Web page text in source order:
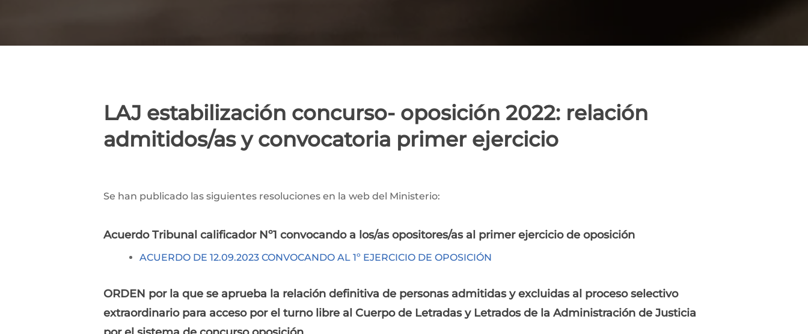
LAJ estabilización concurso- oposición 2022: relación
admitidos/as y convocatoria primer ejercicio
Se han publicado las siguientes resoluciones en la web del Ministerio:
Acuerdo Tribunal calificador Nº1 convocando a los/as opositores/as al primer ejercicio de oposición
ACUERDO DE 12.09.2023 CONVOCANDO AL 1º EJERCICIO DE OPOSICIÓN
ORDEN por la que se aprueba la relación definitiva de personas admitidas y excluidas al proceso selectivo
extraordinario para acceso por el turno libre al Cuerpo de Letradas y Letrados de la Administración de Justicia